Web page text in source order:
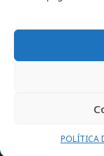
POLÍTICA
Instema motores